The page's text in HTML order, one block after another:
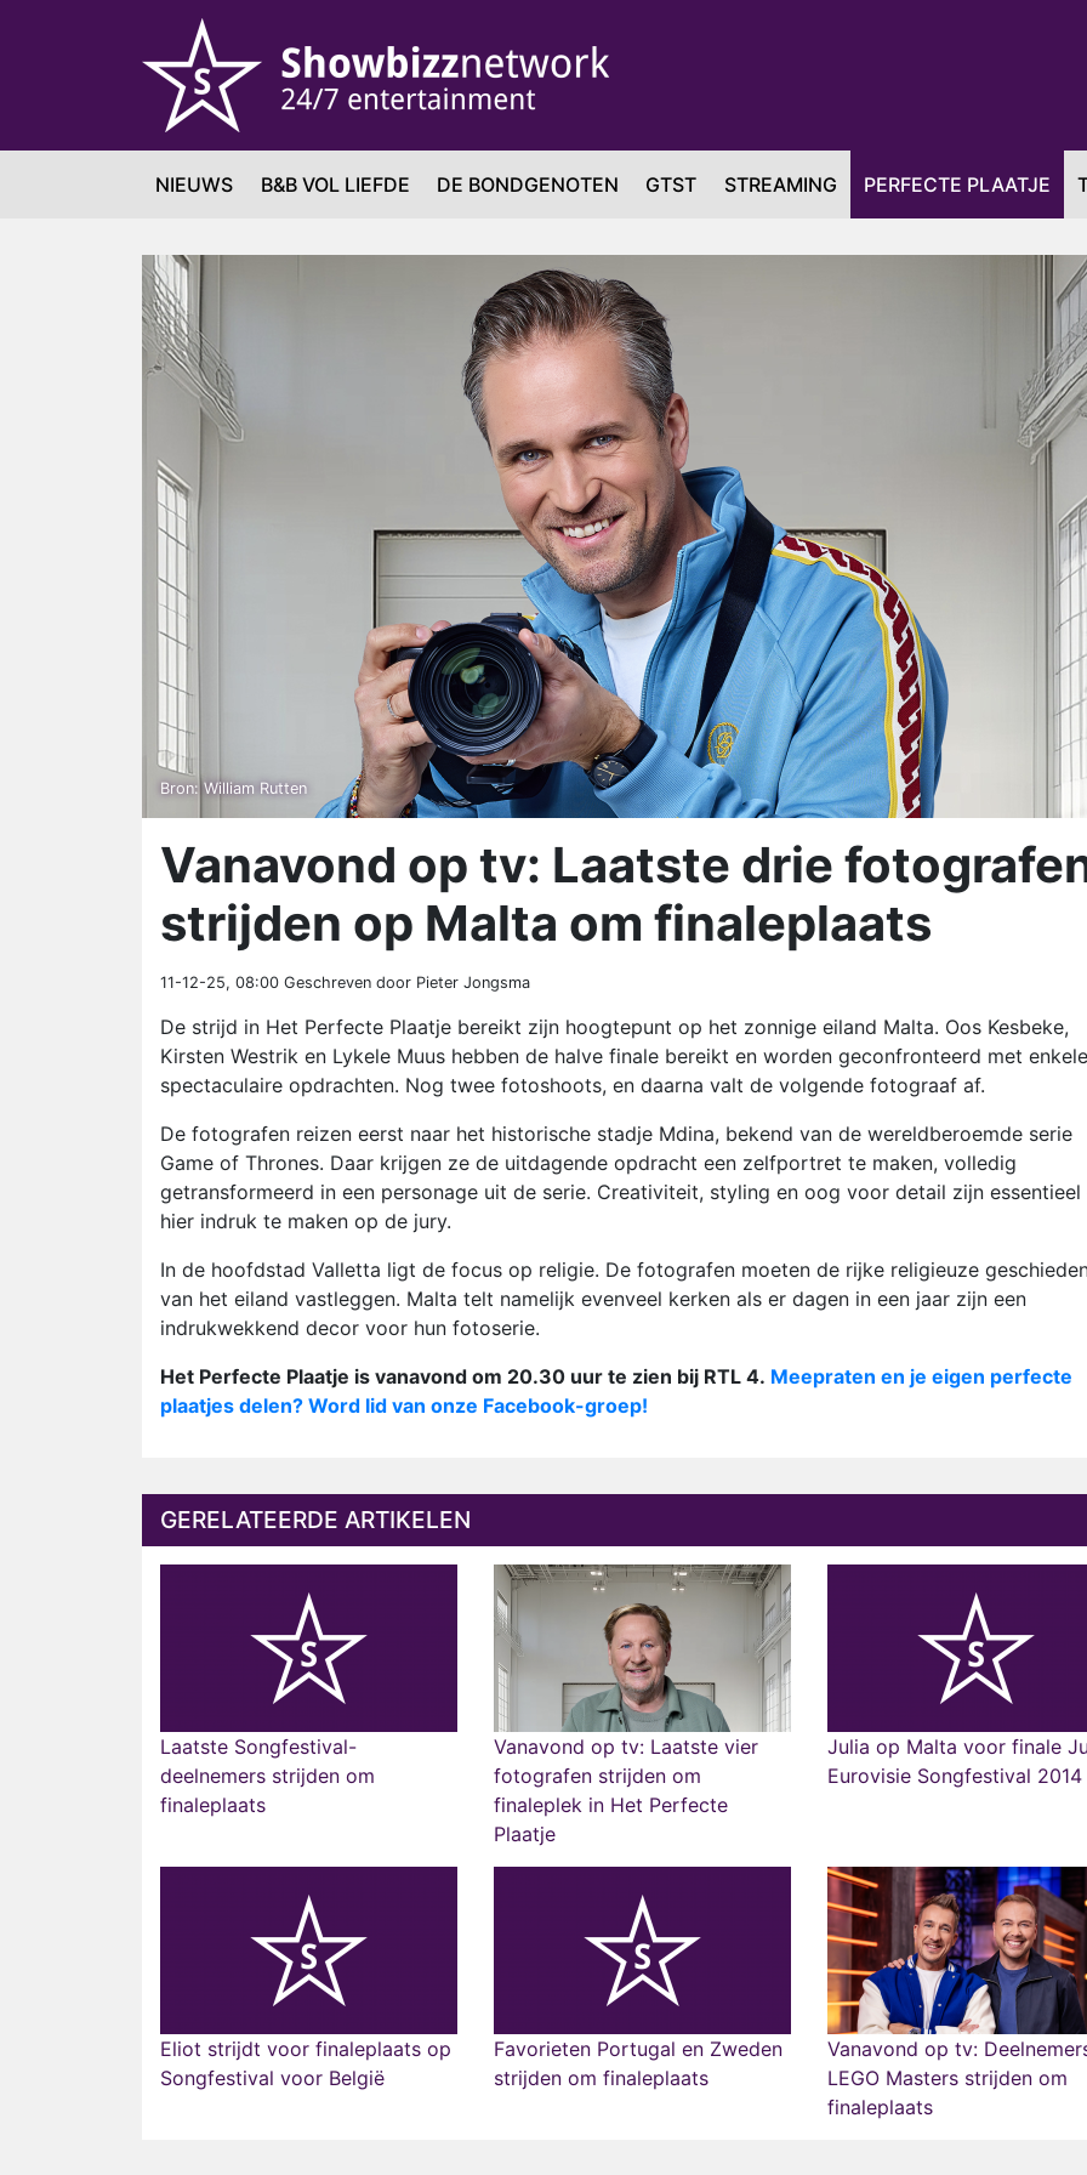
NIEUWS B&B VOL LIEFDE DE BONDGENOTEN GTST STREAMING PERFECTE PLAATJE
Bron: William Rutten
Vanavond op tv: Laatste drie
strijden op Malta om finaleplaats
11-12-25, 08:00 Geschreven door Pieter Jongsma
De strijd in Het Perfecte Plaatje bereikt zijn hoogtepunt op het zonnige eiland Malta. Oos Kesbeke,
Kirsten Westrik en Lykele Muus hebben de halve finale bereikt en worden geconfronteerd met enkele
spectaculaire opdrachten. Nog twee fotoshoots, en daarna valt de volgende fotograaf af.
De fotografen reizen eerst naar het historische stadje Mdina, bekend van de wereldberoemde serie
Game of Thrones. Daar krijgen ze de uitdagende opdracht een zelfportret te maken, volledig
getransformeerd in een personage uit de serie. Creativiteit, styling en oog voor detail zijn essentieel
hier indruk te maken op de jury.
In de hoofdstad Valletta ligt de focus op religie. De fotografen moeten de rijke religieuze
van het eiland vastleggen. Malta telt namelijk evenveel kerken als er dagen in een jaar zijn een
indrukwekkend decor voor hun fotoserie.
Het Perfecte Plaatje is vanavond om 20.30 uur te zien bij RTL 4. Meepraten en je eigen perfecte
plaatjes delen? Word lid van onze Facebook-groep!
GERELATEERDE ARTIKELEN
Laatste Songfestival-
deelnemers strijden om
finaleplaats
Vanavond op tv: Laatste vier
fotografen strijden om
finaleplek in Het Perfecte
Plaatje
Julia op Malta voor finale
Eurovisie Songfestival 2014
Eliot strijdt voor finaleplaats op
Songfestival voor België
Favorieten Portugal en Zweden
strijden om finaleplaats
Vanavond op tv:
LEGO Masters strijden om
finaleplaats